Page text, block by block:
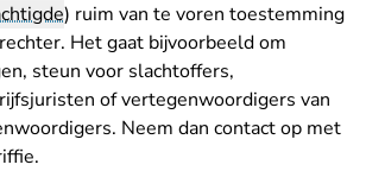
) ruim van te voren toestemming
Het gaat bijvoorbeeld om
steun voor slachtoffers,
of vertegenwoordigers van
Neem dan contact op met